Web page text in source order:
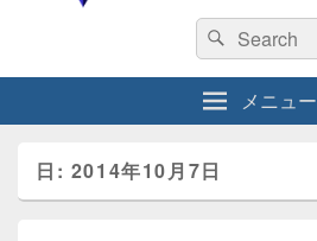
敷津はぐくみネット
検
索
対
象:
検
索
メニュー
日: 2014年10月7日